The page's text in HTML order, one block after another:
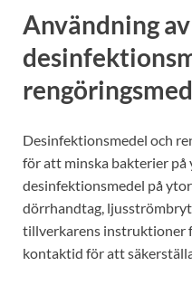
Användning av
Desinfektionsmedel och
för att minska bakterier på
desinfektionsmedel på
dörrhandtag,
tillverkarens instruktioner
kontaktid för att